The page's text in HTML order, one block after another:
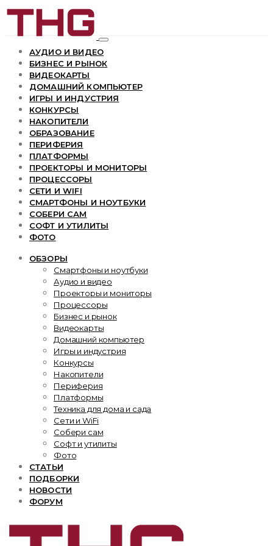
АУДИО И ВИДЕО
БИЗНЕС И РЫНОК
ВИДЕОКАРТЫ
ДОМАШНИЙ КОМПЬЮТЕР
ИГРЫ И ИНДУСТРИЯ
КОНКУРСЫ
НАКОПИТЕЛИ
ОБРАЗОВАНИЕ
ПЕРИФЕРИЯ
ПЛАТФОРМЫ
ПРОЕКТОРЫ И МОНИТОРЫ
ПРОЦЕССОРЫ
СЕТИ И WIFI
СМАРТФОНЫ И НОУТБУКИ
СОБЕРИ САМ
СОФТ И УТИЛИТЫ
ФОТО
ОБЗОРЫ
Смартфоны и ноутбуки
Аудио и видео
Проекторы и мониторы
Процессоры
Бизнес и рынок
Видеокарты
Домашний компьютер
Игры и индустрия
Конкурсы
Накопители
Периферия
Платформы
Техника для дома и сада
Сети и WiFi
Собери сам
Софт и утилиты
Фото
СТАТЬИ
ПОДБОРКИ
НОВОСТИ
ФОРУМ